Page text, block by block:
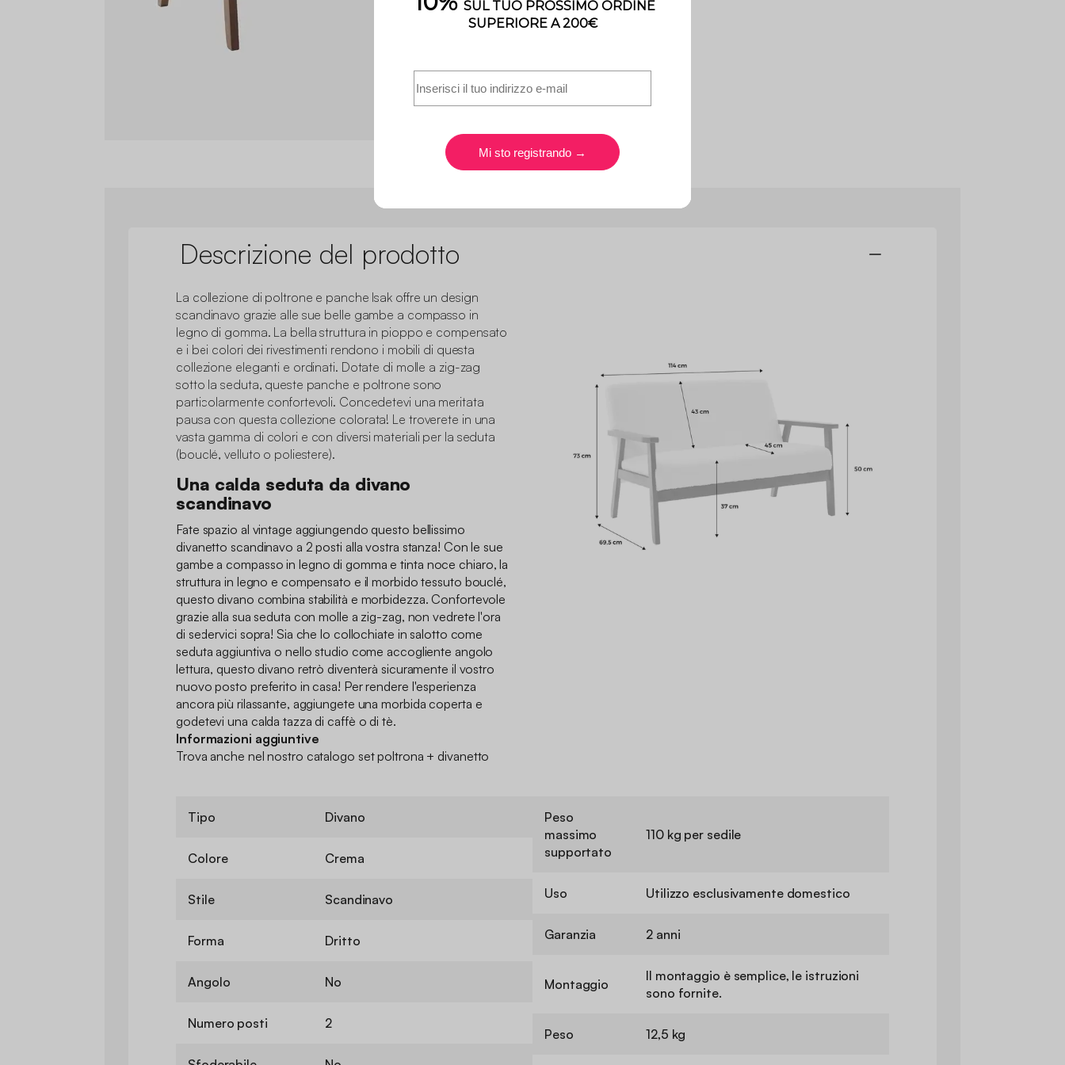
Descrizione del prodotto
La collezione di poltrone e panche Isak offre un design
scandinavo grazie alle sue belle gambe a compasso in
legno di gomma. La bella struttura in pioppo e compensato
e i bei colori dei rivestimenti rendono i mobili di questa
collezione eleganti e ordinati. Dotate di molle a zig-zag
sotto la seduta, queste panche e poltrone sono
particolarmente confortevoli. Concedetevi una meritata
pausa con questa collezione colorata! Le troverete in una
vasta gamma di colori e con diversi materiali per la seduta
(bouclé, velluto o poliestere).
Una calda seduta da divano
scandinavo
Fate spazio al vintage aggiungendo questo bellissimo
divanetto scandinavo a 2 posti alla vostra stanza! Con le sue
gambe a compasso in legno di gomma e tinta noce chiaro, la
struttura in legno e compensato e il morbido tessuto bouclé,
questo divano combina stabilità e morbidezza. Confortevole
grazie alla sua seduta con molle a zig-zag, non vedrete l'ora
di sedervici sopra! Sia che lo collochiate in salotto come
seduta aggiuntiva o nello studio come accogliente angolo
lettura, questo divano retrò diventerà sicuramente il vostro
nuovo posto preferito in casa! Per rendere l'esperienza
ancora più rilassante, aggiungete una morbida coperta e
godetevi una calda tazza di caffè o di tè.
Informazioni aggiuntive
Trova anche nel nostro catalogo set poltrona + divanetto
Tipo Divano
Colore Crema
Stile Scandinavo
Forma Dritto
Angolo No
Numero posti 2
Peso
massimo
supportato
110 kg per sedile
Uso Utilizzo esclusivamente domestico
Garanzia 2 anni
Montaggio
Il montaggio è semplice, le istruzioni
sono fornite.
Peso 12,5 kg